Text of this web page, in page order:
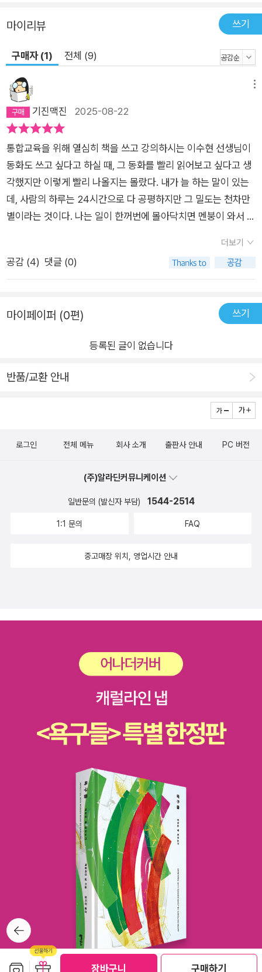
장바구니 구매하기
마이리뷰 쓰기
구매자 (1) 전체 (9)
기진맥진 2025-08-22
통합교육을 위해 열심히 책을 쓰고 강의하시는 이수현 선생님이
동화도 쓰고 싶다고 하실 때, 그 동화를 빨리 읽어보고 싶다고 생
각했지만 이렇게 빨리 나올지는 몰랐다. 내가 늘 하는 말이 있는
데, 사람의 하루는 24시간으로 다 공평하지만 그 밀도는 천차만
별이라는 것이다. 나는 일이 한꺼번에 몰아닥치면 멘붕이 와서 사
많은 일을 하는 사람들은 다르더라고. 일이 다가오면 오케이 하면
서 다 받아들인다. 그게 다 들어가다니 나로서는 신기할 따름이
다. 하지만 그런 사람들이 있어야 세상은 변화한다. 지금 이수현
선생님이 견고한 벽을 조금씩 깨나가고 있듯이.이수현 선생님과
어떻게 페친을 맺었는지 시작은 잘 기억이 나지 않는다. 발달장애
애 진단을 받고 방황했던 지난날의 아픔을 토해낸 글을 읽으면서
희망을 보여주고 있다. 여기에 이르기까지 그 기간이 그리 길지
않았다. 남의 일이니까 짧다고 느끼는 걸 수도 있겠지만. 어쨌든
그 변화는 눈부시다. 그 사이에 동화 공부도 하시고, 이렇게 책이
처음 본다. 하지만 작가님은 일단 본인이 잘 아는 이야기를 먼저
을 들여다본 이야기가 여기에 들어있다. 엄마가 아니고서는 누가
그렇게 아이의 마음을 정성껏 깊이 들여다볼 수 있겠는가. 엄마라
도 있다. 하지만 인내심을 갖고 세심히 들여다본 마음은 이렇게
실랑이하는 민석이를 만난다. 솔직히 담임선생님의 어려움에 너
가르치는 것도 아니고 교실에 나머지 아이들도 그림처럼 앉아있
는 존재들이 아닌데 얼마나 난감하고 어려우실까. 선생님은 아이
들에게 의견을 물으시고 도움을 요청하셨다. (이것도 용기있는
일이라 생각한다.) 그때 지한이가 같이 등교해 보겠다며 지원한
다.함께 등교하는 길에 지한이는 민석이가 좋아하는 것과 잘 아는
것을 발견한다. 그렇다고 해도 어려움은 남는다. 그래도 지한이는
도 만족스러운 표정을 보니, 내 말을 듣고 있는 것 같았어요. 말을
주고받지는 못했지만, 민석이와 친해졌다는 느낌이 들었어요. 아
마도 친구와 가까워지는데 꼭 대화가 중요한 건 아닌가봐요.」 (2
6쪽)이렇게 한 편의 동화가 끝나고 나면 주인공이 자신의 속마음
을 설명하는 방식의 이야기가 덧붙여 있다. <민석이의 마음> 이
런 식으로. 동화도 좋지만 자녀의 경험을 통해 수현쌤이 마음에
품었던 안타까움과 설명하고 싶은 마음속의 이유들이 고스란히
들어있는 이 부분도 매우 좋다. 이 책의 차별성이라 해도 좋을 듯
노래를 불러서 짝인 예준이를 불편하게 한다. 하지 말라고 화를
내면 그 말을 또 따라 한다. 예준이가 약올라서 미치고 팔딱 뛸 상
황이다. 쉬는 시간 쏜살같이 뛰쳐나가 정글짐 꼭대기에 올라앉은
더보기
공감 (4) 댓글 (0)
마이페이퍼 (0편) 쓰기
등록된 글이 없습니다
반품/교환 안내
뒤로가
기
로그인 전체 메뉴 회사 소개 출판사 안내 PC 버전
(주)알라딘커뮤니케이션
일반문의 (발신자 부담) 1544-2514
1:1 문의 FAQ
중고매장 위치, 영업시간 안내